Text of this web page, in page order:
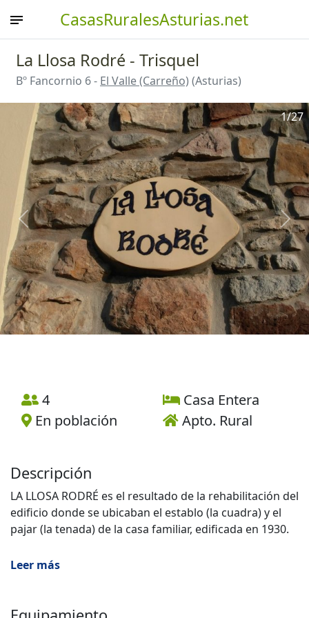
CasasRuralesAsturias.net
La Llosa Rodré - Trisquel
Bº Fancornio 6 - El Valle (Carreño) (Asturias)
Anterior
1/27
4
Casa Entera
En población
Apto. Rural
Descripción
LA LLOSA RODRÉ es el resultado de la rehabilitación del
edificio donde se ubicaban el establo (la cuadra) y el
pajar (la tenada) de la casa familiar, edificada en 1930.
Está hecha con piedra de la zona y aneja a la vivienda
está el apartamento TRISQUEL. Tiene capacidad para
Leer más